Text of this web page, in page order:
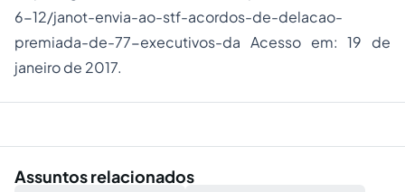
6-12/janot-envia-ao-stf-acordos-de-delacao-
premiada-de-77-executivos-da Acesso em: 19 de
janeiro de 2017.
Assuntos relacionados